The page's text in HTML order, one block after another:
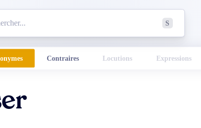
S
Contraires Locutions Expressions